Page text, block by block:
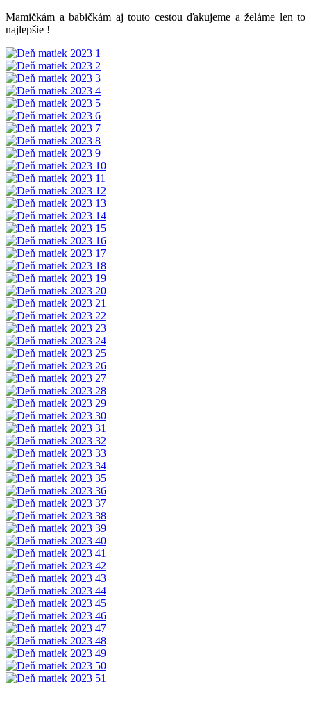
Mamičkám a babičkám aj touto cestou ďakujeme a želáme len to
najlepšie !